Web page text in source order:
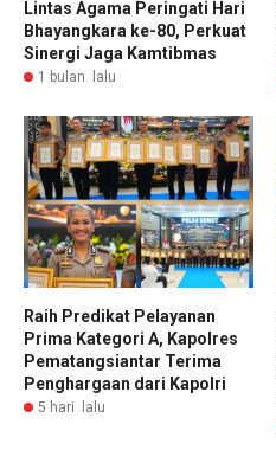
Lintas Agama Peringati Hari
Bhayangkara ke-80, Perkuat
Sinergi Jaga Kamtibmas
1 bulan lalu
Raih Predikat Pelayanan
Prima Kategori A, Kapolres
Pematangsiantar Terima
Penghargaan dari Kapolri
5 hari lalu